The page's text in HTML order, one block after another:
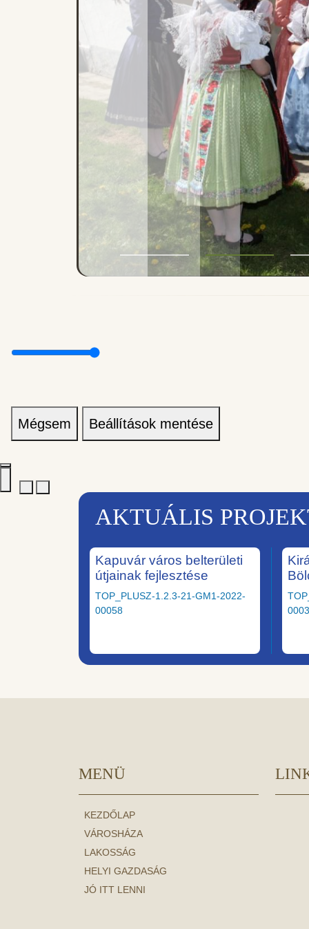
Mégsem Beállítások mentése
AKTUÁLIS
Kapuvár város belterületi
útjainak fejlesztése
TOP_PLUSZ-1.2.3-21-GM1-2022-
00058
MENÜ
KEZDŐLAP
VÁROSHÁZA
LAKOSSÁG
HELYI GAZDASÁG
JÓ ITT LENNI